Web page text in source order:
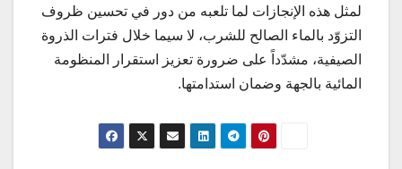
لمثل هذه الإنجازات لما تلعبه من دور في تحسين ظروف
التزوّد بالماء الصالح للشرب، لا سيما خلال فترات الذروة
الصيفية، مشدّداً على ضرورة تعزيز استقرار المنظومة
المائية بالجهة وضمان استدامتها.